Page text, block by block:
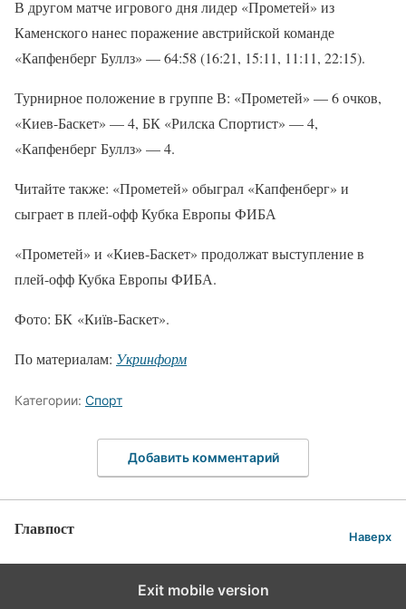
В другом матче игрового дня лидер «Прометей» из
Каменского нанес поражение австрийской команде
«Капфенберг Буллз» — 64:58 (16:21, 15:11, 11:11, 22:15).
Турнирное положение в группе В: «Прометей» — 6 очков,
«Киев-Баскет» — 4, БК «Рилска Спортист» — 4,
«Капфенберг Буллз» — 4.
Читайте также: «Прометей» обыграл «Капфенберг» и
сыграет в плей-офф Кубка Европы ФИБА
«Прометей» и «Киев-Баскет» продолжат выступление в
плей-офф Кубка Европы ФИБА.
Фото: БК «Київ-Баскет».
По материалам: Укринформ
Категории: Спорт
Добавить комментарий
Главпост Наверх
Exit mobile version